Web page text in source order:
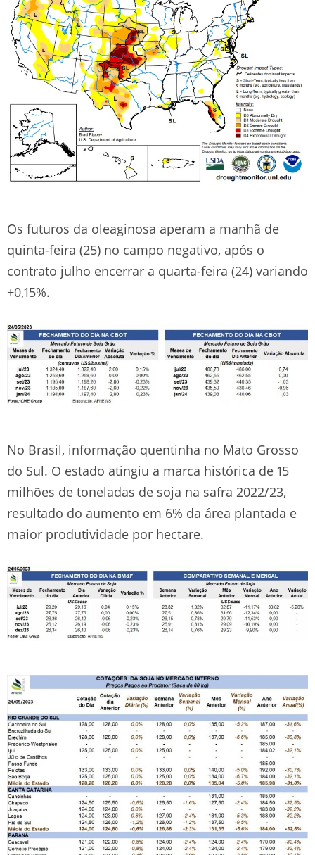
Os futuros da oleaginosa aperam a manhã de
quinta-feira (25) no campo negativo, após o
contrato julho encerrar a quarta-feira (24) variando
+0,15%.
No Brasil, informação quentinha no Mato Grosso
do Sul. O estado atingiu a marca histórica de 15
milhões de toneladas de soja na safra 2022/23,
resultado do aumento em 6% da área plantada e
maior produtividade por hectare.